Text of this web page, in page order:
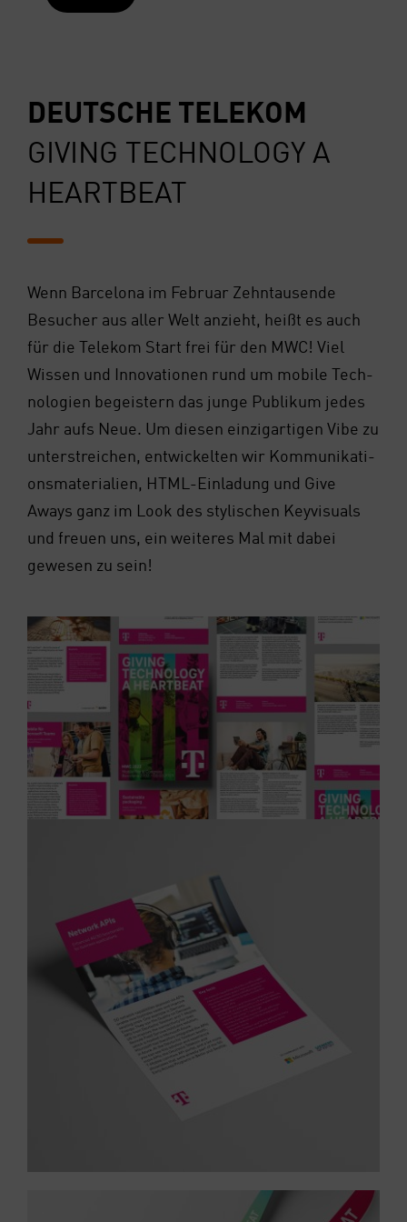
DEUT­SCHE TELE­KOM
GIVING TECH­NO­LO­GY A
HEART­BEAT
Wenn Bar­ce­lo­na im Febru­ar Zehn­tau­sen­de
Besu­cher aus aller Welt anzieht, heißt es auch
für die Tele­kom Start frei für den MWC! Viel
Wis­sen und Inno­va­tio­nen rund um mobi­le Tech­
no­lo­gien begeis­tern das jun­ge Publi­kum jedes
Jahr aufs Neue. Um die­sen ein­zig­ar­ti­gen Vibe zu
unter­strei­chen, ent­wi­ckel­ten wir Kom­mu­ni­ka­ti­
ons­ma­te­ria­li­en, HTML-Ein­la­dung und Give
Aways ganz im Look des sty­li­schen Key­vi­su­als
und freu­en uns, ein wei­te­res Mal mit dabei
gewe­sen zu sein!